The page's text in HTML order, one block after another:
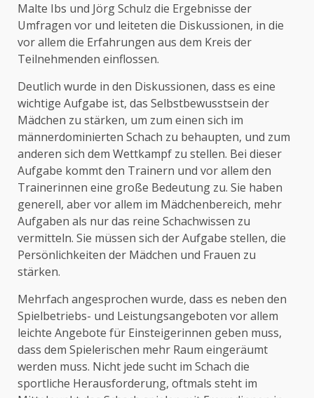
Malte Ibs und Jörg Schulz die Ergebnisse der
Umfragen vor und leiteten die Diskussionen, in die
vor allem die Erfahrungen aus dem Kreis der
Teilnehmenden einflossen.
Deutlich wurde in den Diskussionen, dass es eine
wichtige Aufgabe ist, das Selbstbewusstsein der
Mädchen zu stärken, um zum einen sich im
männerdominierten Schach zu behaupten, und zum
anderen sich dem Wettkampf zu stellen. Bei dieser
Aufgabe kommt den Trainern und vor allem den
Trainerinnen eine große Bedeutung zu. Sie haben
generell, aber vor allem im Mädchenbereich, mehr
Aufgaben als nur das reine Schachwissen zu
vermitteln. Sie müssen sich der Aufgabe stellen, die
Persönlichkeiten der Mädchen und Frauen zu
stärken.
Mehrfach angesprochen wurde, dass es neben den
Spielbetriebs- und Leistungsangeboten vor allem
leichte Angebote für Einsteigerinnen geben muss,
dass dem Spielerischen mehr Raum eingeräumt
werden muss. Nicht jede sucht im Schach die
sportliche Herausforderung, oftmals steht im